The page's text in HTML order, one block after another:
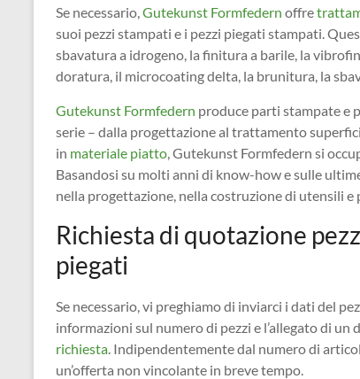
Se necessario,Gutekunst Formfedern offre
suoi pezzi stampati e i pezzi piegati stampati.
sbavatura a idrogeno, la finitura a barile, la
doratura, il microcoating delta, la brunitura, la
Gutekunst Formfedern produce parti stampate e
serie – dalla progettazione al trattamento
in materiale piatto, Gutekunst Formfedern si
Basandosi su molti anni di know-how e sulle
nella progettazione, nella costruzione di utensili
Richiesta di quotazione
piegati
Se necessario, vi preghiamo di inviarci i dati del
informazioni sul numero di pezzi e l’allegato di
richiesta. Indipendentemente dal numero di
un’offerta non vincolante in breve tempo.